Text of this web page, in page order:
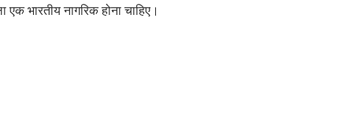
भारतीय नागरिक होना चाहिए।